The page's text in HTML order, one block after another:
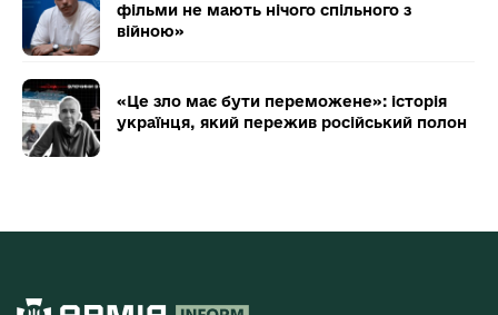
фільми не мають нічого спільного з
війною»
«Це зло має бути переможене»: історія
українця, який пережив російський полон